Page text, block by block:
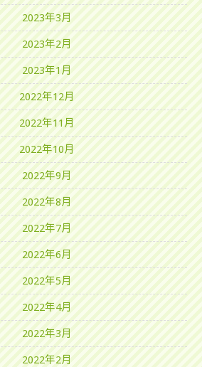
2023年3月
2023年2月
2023年1月
2022年12月
2022年11月
2022年10月
2022年9月
2022年8月
2022年7月
2022年6月
2022年5月
2022年4月
2022年3月
2022年2月